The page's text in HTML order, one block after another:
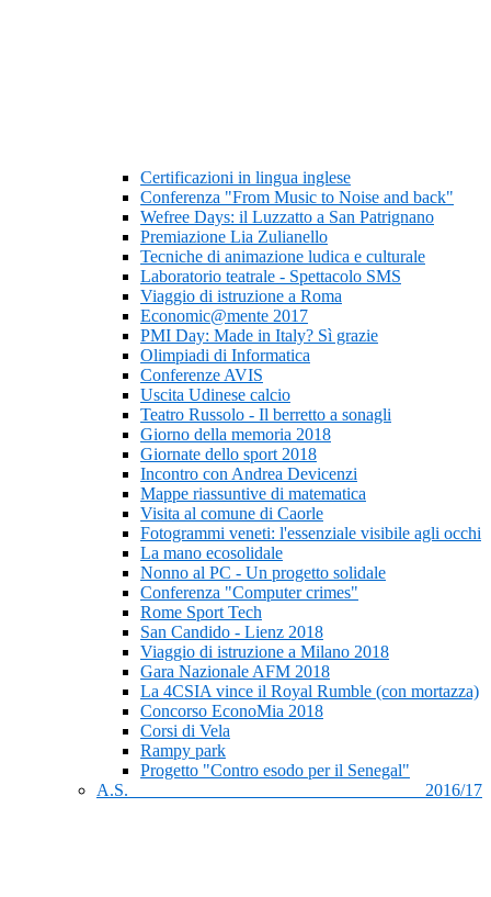
Certificazioni in lingua inglese
Conferenza "From Music to Noise and back"
Wefree Days: il Luzzatto a San Patrignano
Premiazione Lia Zulianello
Tecniche di animazione ludica e culturale
Laboratorio teatrale - Spettacolo SMS
Viaggio di istruzione a Roma
Economic@mente 2017
PMI Day: Made in Italy? Sì grazie
Olimpiadi di Informatica
Conferenze AVIS
Uscita Udinese calcio
Teatro Russolo - Il berretto a sonagli
Giorno della memoria 2018
Giornate dello sport 2018
Incontro con Andrea Devicenzi
Mappe riassuntive di matematica
Visita al comune di Caorle
Fotogrammi veneti: l'essenziale visibile agli occhi
La mano ecosolidale
Nonno al PC - Un progetto solidale
Conferenza "Computer crimes"
Rome Sport Tech
San Candido - Lienz 2018
Viaggio di istruzione a Milano 2018
Gara Nazionale AFM 2018
La 4CSIA vince il Royal Rumble (con mortazza)
Concorso EconoMia 2018
Corsi di Vela
Rampy park
Progetto "Contro esodo per il Senegal"
A.S. 2016/17